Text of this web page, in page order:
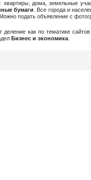
дома, земельные
бумаги . Все города и
подать объявление c
деление как по тематике
Бизнес и экономика